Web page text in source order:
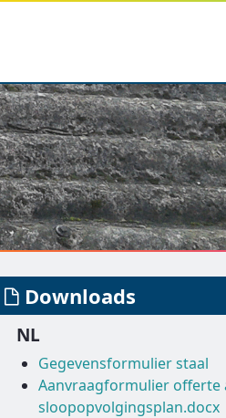
Downloads
NL
Gegevensformulier staal
Aanvraagformulier offerte
sloopopvolgingsplan.docx